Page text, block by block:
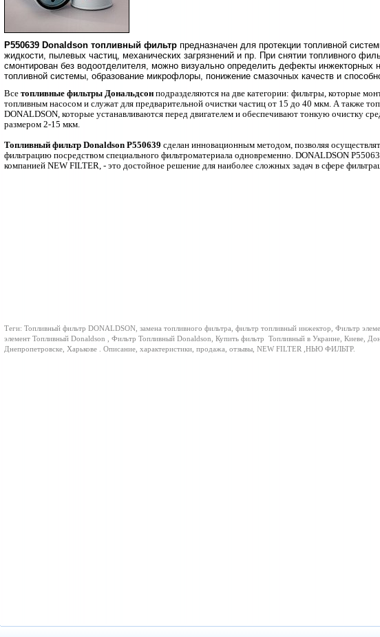
P550639 Donaldson топливный фильтрпредназначен для протекции топливной
жидкости, пылевых частиц, механических загрязнений и пр. При снятии топливного
смонтирован без водоотделителя, можно визуально определить дефекты инжекторных
топливной системы, образование микрофлоры, понижение смазочных качеств и
Все топливные фильтры Дональдсонподразделяются на две категории: фильтры, которые
топливным насосом и служат для предварительной очистки частиц от 15 до 40 мкм. А также
DONALDSON, которые устанавливаются перед двигателем и обеспечивают тонкую очистку
размером 2-15 мкм.
Топливный фильтр Donaldson P550639 сделан инновационным методом, позволяя
фильтрацию посредством специального фильтроматериала одновременно. DONALDSON
компанией NEW FILTER, - это достойное решение для наиболее сложных задач в сфере
Теги: Топливный фильтр DONALDSON, замена топливного фильтра, фильтр топливный инжектор, Фильтр
элемент Топливный Donaldson , Фильтр Топливный Donaldson, Купить фильтр
Топливный в Украине, Киеве,
Днепропетровске, Харькове . Описание, характеристики, продажа, отзывы, NEW FILTER ,НЬЮ ФИЛЬТР.